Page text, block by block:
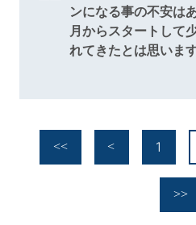
ンになる事の不安は
月からスタートして
れてきたとは思います
1